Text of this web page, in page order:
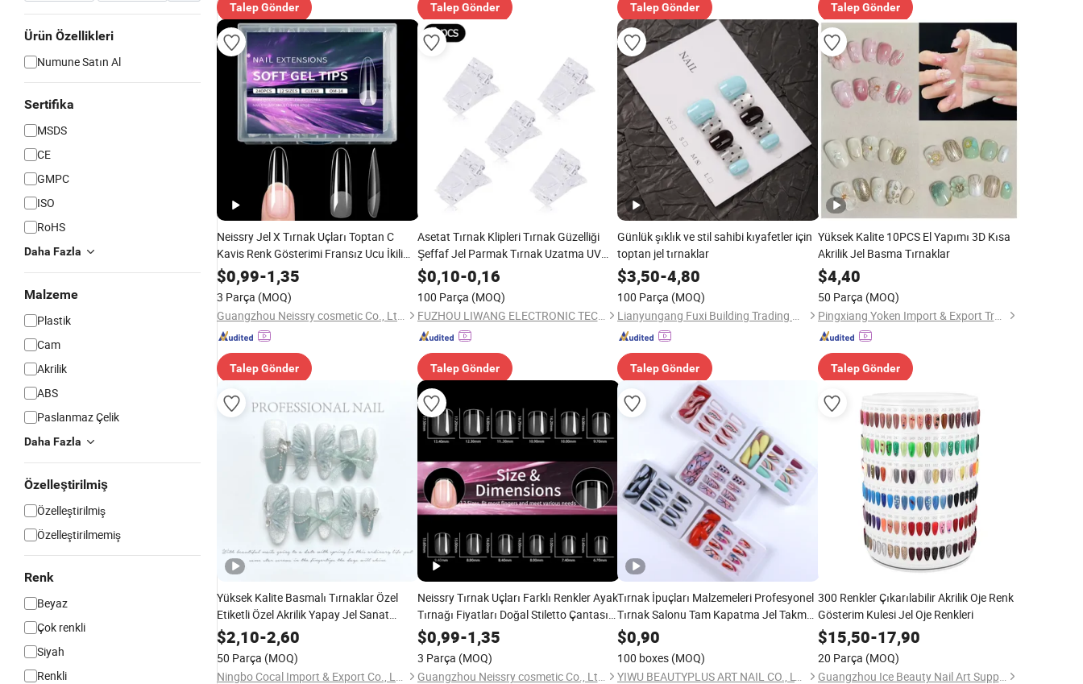
Ürün Özellikleri
Numune Satın Al
Sertifika
MSDS
CE
GMPC
ISO
RoHS
Daha Fazla
Malzeme
Plastik
Cam
Akrilik
ABS
Paslanmaz Çelik
Daha Fazla
Özelleştirilmiş
Özelleştirilmiş
Özelleştirilmemiş
Renk
Beyaz
Çok renkli
Siyah
Renkli
Talep Gönder Talep Gönder Talep Gönder Talep Gönder
Neissry Jel X Tırnak Uçları Toptan C
Kavis Renk Gösterimi Fransız Ucu İkili
Form Fabrika Satışı
$0,99-1,35
3 Parça (MOQ)
Guangzhou Neissry cosmetic Co., Ltd.
Talep Gönder
Asetat Tırnak Klipleri Tırnak Güzelliği
Şeffaf Jel Parmak Tırnak Uzatma UV
Yapıcı Kelepçeler Fabrika Satışı
$0,10-0,16
100 Parça (MOQ)
FUZHOU LIWANG ELECTRONIC TECHNOLOGY CO., LTD.
Talep Gönder
Günlük şıklık ve stil sahibi kıyafetler için
toptan jel tırnaklar
$3,50-4,80
100 Parça (MOQ)
Lianyungang Fuxi Building Trading Co., Ltd
Talep Gönder
Yüksek Kalite 10PCS El Yapımı 3D Kısa
Akrilik Jel Basma Tırnaklar
$4,40
50 Parça (MOQ)
Pingxiang Yoken Import & Export Trading Co., Ltd.
Talep Gönder
Yüksek Kalite Basmalı Tırnaklar Özel
Etiketli Özel Akrilik Yapay Jel Sanat
Tırnakları
$2,10-2,60
50 Parça (MOQ)
Ningbo Cocal Import & Export Co., Ltd
Neissry Tırnak Uçları Farklı Renkler Ayak
Tırnağı Fiyatları Doğal Stiletto Çantası
Apres Jel X Lüks Fransız Tırnak Basma
Toptan Satış için
$0,99-1,35
3 Parça (MOQ)
Guangzhou Neissry cosmetic Co., Ltd.
Tırnak İpuçları Malzemeleri Profesyonel
Tırnak Salonu Tam Kapatma Jel Takma
Tırnaklar
$0,90
100 boxes (MOQ)
YIWU BEAUTYPLUS ART NAIL CO., LTD.
300 Renkler Çıkarılabilir Akrilik Oje Renk
Gösterim Kulesi Jel Oje Renkleri
$15,50-17,90
20 Parça (MOQ)
Guangzhou Ice Beauty Nail Art Supplies Co., Ltd.